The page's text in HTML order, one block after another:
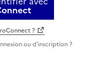
?
ou d'inscription ?